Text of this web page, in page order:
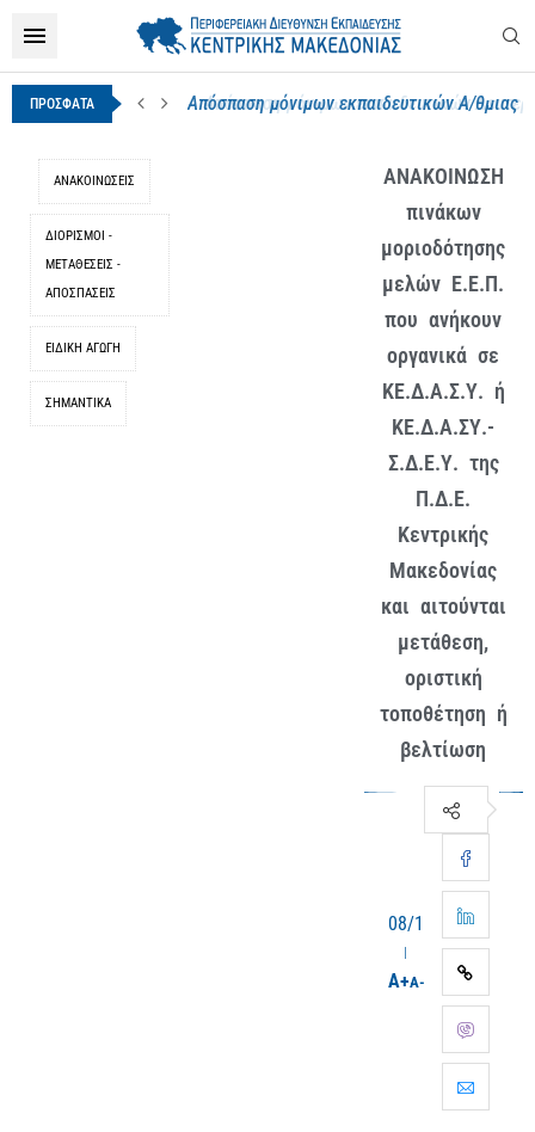
ΠΡΟΣΦΑΤΑ Απόσπαση μόνιμων εκπαιδευτικών Α/θμιας
ΑΝΑΚΟΙΝΩΣΕΙΣ
ΔΙΟΡΙΣΜΟΊ -
ΜΕΤΑΘΈΣΕΙΣ -
ΑΠΟΣΠΆΣΕΙΣ
ΕΙΔΙΚΉ ΑΓΩΓΉ
ΣΗΜΑΝΤΙΚΑ
ΑΝΑΚΟΙΝΩΣΗ
πινάκων
μοριοδότησης
μελών Ε.Ε.Π.
που ανήκουν
οργανικά σε
ΚΕ.Δ.Α.Σ.Υ. ή
ΚΕ.Δ.Α.ΣΥ.-
Σ.Δ.Ε.Υ. της
Π.Δ.Ε.
Κεντρικής
Μακεδονίας
και αιτούνται
μετάθεση,
οριστική
τοποθέτηση ή
βελτίωση
08/12/2025
A+A-